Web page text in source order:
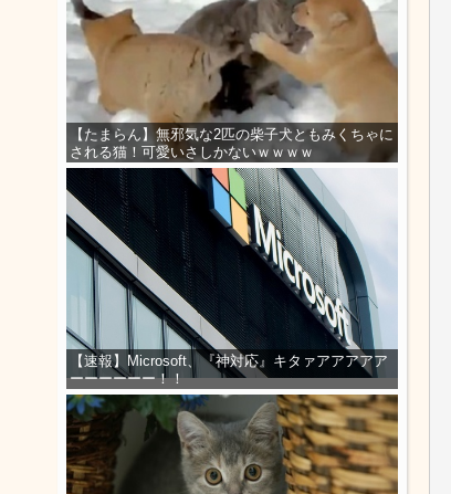
【たまらん】無邪気な2匹の柴子犬ともみくちゃに
される猫！可愛いさしかないｗｗｗｗ
【速報】Microsoft、『神対応』キタァアアアアア
ーーーーーー！！